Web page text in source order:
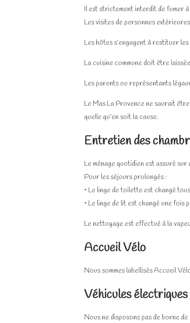
Il est strictement interdit de fumer à
Les visites de personnes
Les hôtes s’engagent à restituer
La cuisine commune doit être
Les parents ou représentants
Le Mas La Provence ne saurait
quelle qu’en soit la cause.
Entretien des
Le ménage quotidien est assuré
Pour les séjours prolongés :
• Le linge de toilette est changé
• Le linge de lit est changé une fois
Le nettoyage est effectué à la
Accueil Vélo
Nous sommes labellisés Accueil
Véhicules électriques
Nous ne disposons pas de borne